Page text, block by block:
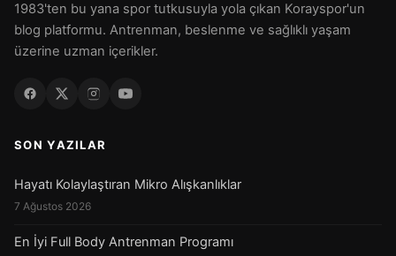
1983'ten bu yana spor tutkusuyla yola çıkan Korayspor'un
blog platformu. Antrenman, beslenme ve sağlıklı yaşam
üzerine uzman içerikler.
SON YAZILAR
Hayatı Kolaylaştıran Mikro Alışkanlıklar
7 Ağustos 2026
En İyi Full Body Antrenman Programı